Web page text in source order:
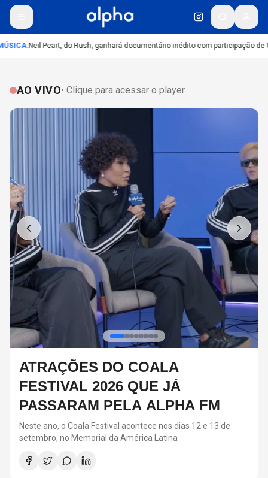
:Neil Peart, do Rush, ganhará documentário inédito com participação de
AO VIVO• Clique para acessar o player
RED HOT CHILI PEPPERS DEVE
VOLTAR AOS ESTÚDIOS EM
BREVE, DIZ ANTHONY KIEDIS
O último álbum da banda foi lançado em 2022